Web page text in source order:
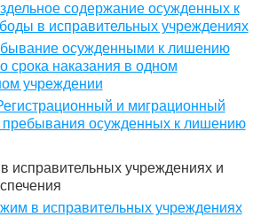
содержание осужденных к
в исправительных учреждениях
осужденными к лишению
срока наказания в одном
учреждении
и миграционный
пребывания осужденных к лишению
исправительных учреждениях и
в исправительных учреждениях